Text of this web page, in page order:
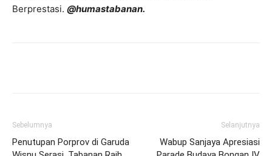
Berprestasi. @humastabanan.
Sebelumnya
Penutupan Porprov di Garuda
Selanjutnya
Wabup Sanjaya Apresiasi